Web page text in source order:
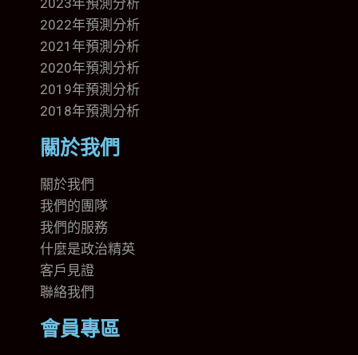
2023年預測分析
2022年預測分析
2021年預測分析
2020年預測分析
2019年預測分析
2018年預測分析
關於我們
關於我們
我們的團隊
我們的服務
什麼是政治精英
客戶見證
聯絡我們
會員專區